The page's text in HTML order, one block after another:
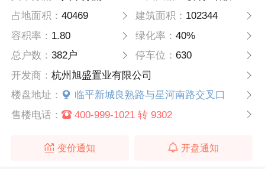
占地面积：40469 建筑面积： 102344
容积率： 1.80 绿化率： 40%
总户数：382户 停车位： 630
开发商：杭州旭盛置业有限公司
楼盘地址：
临平新城良熟路与星河南路交叉口
售楼电话：
400-999-1021 转 9302
变价通知 开盘通知